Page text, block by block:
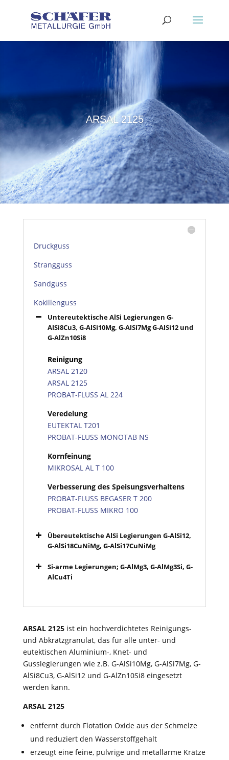
ARSAL 2125
Druckguss
Strangguss
Sandguss
Kokillenguss
Untereutektische AlSi Legierungen G-
AlSi8Cu3, G-AlSi10Mg, G-AlSi7Mg G-AlSi12 und
G-AlZn10Si8
Reinigung
ARSAL 2120
ARSAL 2125
PROBAT-FLUSS AL 224
Veredelung
EUTEKTAL T201
PROBAT-FLUSS MONOTAB NS
Kornfeinung
MIKROSAL AL T 100
Verbesserung des Speisungsverhaltens
PROBAT-FLUSS BEGASER T 200
PROBAT-FLUSS MIKRO 100
Übereutektische AlSi Legierungen G-AlSi12,
G-AlSi18CuNiMg, G-AlSi17CuNiMg
Si-arme Legierungen; G-AlMg3, G-AlMg3Si, G-
AlCu4Ti
ARSAL 2125ist ein hochverdichtetes Reinigungs-
und Abkrätzgranulat, das für alle unter- und
eutektischen Aluminium-, Knet- und
Gusslegierungen wie z.B. G-AlSi10Mg, G-AlSi7Mg, G-
AlSi8Cu3, G-AlSi12 und G-AlZn10Si8 eingesetzt
werden kann.
ARSAL 2125
entfernt durch Flotation Oxide aus der Schmelze
und reduziert den Wasserstoffgehalt
erzeugt eine feine, pulvrige und metallarme Krätze